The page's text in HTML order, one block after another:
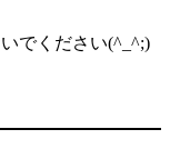
でください(^_^;)